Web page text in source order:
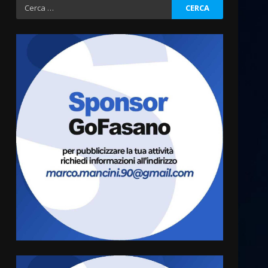
Ricerca
per:
“I Contestatori: Musica di
appuntamento con “Fasano in
Banda”
7 Agosto 2026 06:05
4
US Fasano, Scianaro:
“Profonda amarezza per
esclusione dal campionato di
calcio”
7 Agosto 2026 06:00
5
Fasanese ferito a colpi di
arma da fuoco